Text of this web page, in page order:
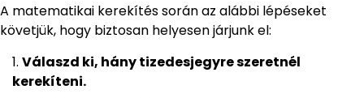
A matematikai kerekítés során az alábbi lépéseket
követjük, hogy biztosan helyesen járjunk el:
Válaszd ki, hány tizedesjegyre szeretnél
kerekíteni.